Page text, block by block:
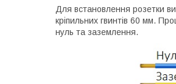
Для встановлення розетки
кріпильних гвинтів 60 мм.
нуль та заземлення.